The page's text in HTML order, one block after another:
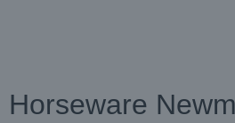
Horseware